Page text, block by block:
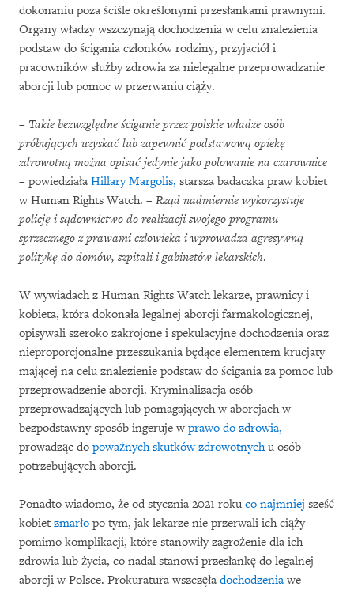
dokonaniu poza ściśle określonymi przesłankami prawnymi.
Organy władzy wszczynają dochodzenia w celu znalezienia
podstaw do ścigania członków rodziny, przyjaciół i
pracowników służby zdrowia za nielegalne przeprowadzanie
aborcji lub pomoc w przerwaniu ciąży.
– Takie bezwzględne ściganie przez polskie władze osób
próbujących uzyskać lub zapewnić podstawową opiekę
zdrowotną można opisać jedynie jako polowanie na czarownice
– powiedziała Hillary Margolis, starsza badaczka praw kobiet
w Human Rights Watch. – Rząd nadmiernie wykorzystuje
policję i sądownictwo do realizacji swojego programu
sprzecznego z prawami człowieka i wprowadza agresywną
politykę do domów, szpitali i gabinetów lekarskich.
W wywiadach z Human Rights Watch lekarze, prawnicy i
kobieta, która dokonała legalnej aborcji farmakologicznej,
opisywali szeroko zakrojone i spekulacyjne dochodzenia oraz
nieproporcjonalne przeszukania będące elementem krucjaty
mającej na celu znalezienie podstaw do ścigania za pomoc lub
przeprowadzenie aborcji. Kryminalizacja osób
przeprowadzających lub pomagających w aborcjach w
bezpodstawny sposób ingeruje wprawo do zdrowia,
prowadząc do poważnych skutków zdrowotnychu osób
potrzebujących aborcji.
Ponadto wiadomo, że od stycznia 2021 roku co najmniej sześć
kobiet zmarło po tym, jak lekarze nie przerwali ich ciąży
pomimo komplikacji, które stanowiły zagrożenie dla ich
zdrowia lub życia, co nadal stanowi przesłankę do legalnej
aborcji w Polsce. Prokuratura wszczęła dochodzenia we